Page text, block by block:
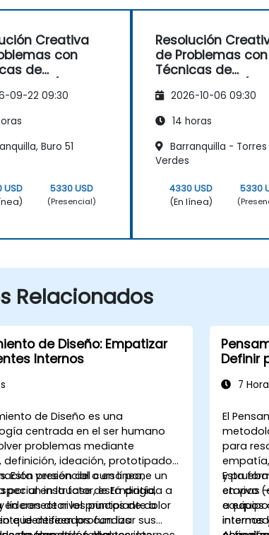
Creativa
con
de
09-22 09:30
Buro 51
USD
5330 USD
(Presencial)
Resolución
de Problemas con
Técnicas de
Thinking)
2026-10-06 09:30
14 horas
Barranquilla - Torres
Verdes
4330 USD
(En línea)
5330
Relacionados
de Diseño: Empatizar
Internos
de Diseño es una
centrada en el ser humano
problemas mediante
definición, ideación, prototipado
Esta versión del curso pone un
en la fase de Empatía,
en conectar los puntos de dolor
identificados con las
presencial o en línea,
por un instructor, está dirigida a
líderes de nivel principiante a
que deseen profundizar sus
Definir
7
El
para
y
etapas
equipos
internos
Esta
en vivo
a